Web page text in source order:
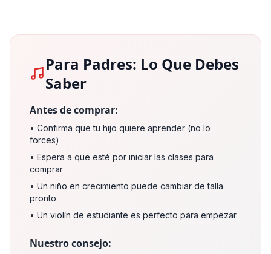
Para Padres: Lo Que Debes
Saber
Antes de comprar:
• Confirma que tu hijo quiere aprender (no lo
forces)
• Espera a que esté por iniciar las clases para
comprar
• Un niño en crecimiento puede cambiar de talla
pronto
• Un violín de estudiante es perfecto para empezar
Nuestro consejo: